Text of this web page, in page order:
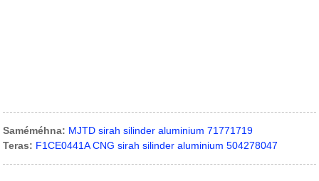
Saméméhna: MJTD sirah silinder aluminium 71771719
Teras: F1CE0441A CNG sirah silinder aluminium 504278047